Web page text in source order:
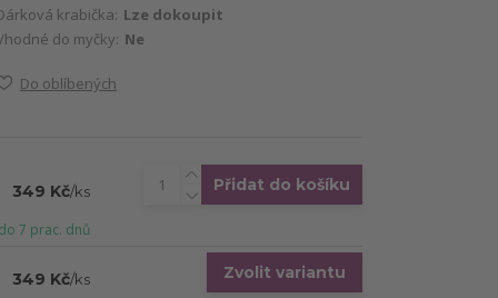
krabička: Lze dokoupit
do myčky: Ne
Do oblíbených
349 Kč/ks
7 prac. dnů
Přidat do košíku
349 Kč/ks Zvolit variantu